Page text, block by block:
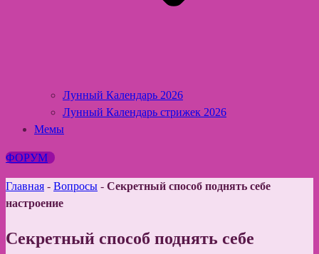
Лунный Календарь 2026
Лунный Календарь стрижек 2026
Мемы
ФОРУМ
Главная - Вопросы - Секретный способ поднять себе
настроение
Секретный способ поднять себе